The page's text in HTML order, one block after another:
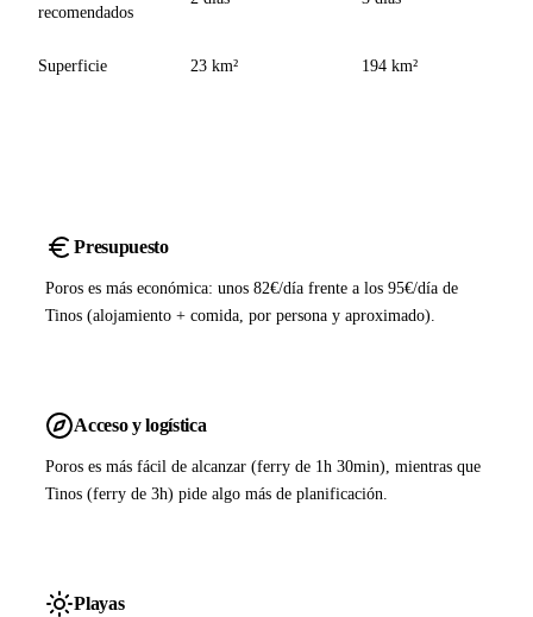
recomendados
Superficie 23 km² 194 km²
Presupuesto
Poros es más económica: unos 82€/día frente a los 95€/día de
Tinos (alojamiento + comida, por persona y aproximado).
Acceso y logística
Poros es más fácil de alcanzar (ferry de 1h 30min), mientras que
Tinos (ferry de 3h) pide algo más de planificación.
Playas